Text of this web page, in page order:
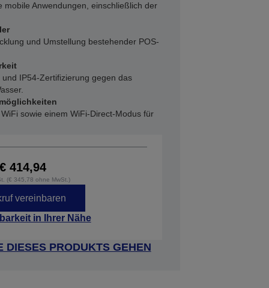
mobile Anwendungen, einschließlich der
und Umstellung bestehender POS-
IP54-Zertifizierung gegen das
sowie einem WiFi-Direct-Modus für
€ 414,94
(€ 345,78 ohne MwSt.)
vereinbaren
in Ihrer Nähe
DIESES PRODUKTS GEHEN